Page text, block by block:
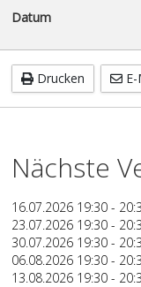
Datum
Drucken
Nächste
16.07.2026 19:30 -
23.07.2026 19:30 -
30.07.2026 19:30 -
06.08.2026 19:30 -
13.08.2026 19:30 -